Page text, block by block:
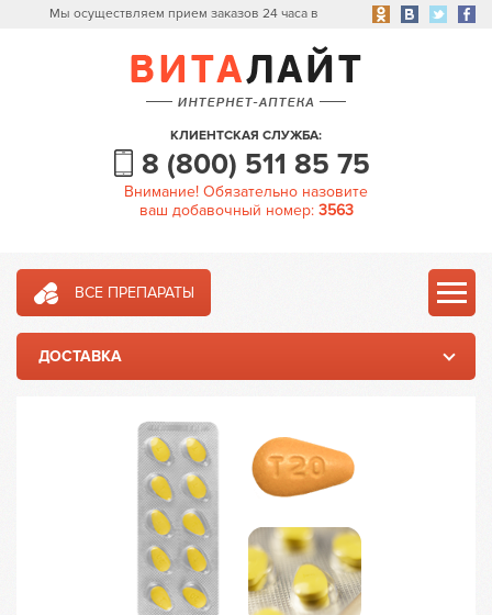
Мы осуществляем прием заказов 24 часа в
сутки
КЛИЕНТСКАЯ СЛУЖБА:
8 (800) 511 85 75
Внимание! Обязательно назовите
ваш добавочный номер: 3563
ВСЕ ПРЕПАРАТЫ
ДОСТАВКА